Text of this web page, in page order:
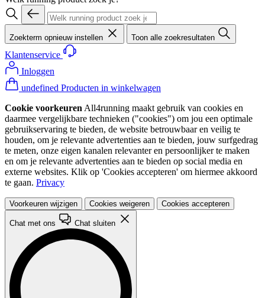
Zoekterm opnieuw instellen Toon alle zoekresultaten
Klantenservice
Inloggen
undefined Producten in winkelwagen
Cookie voorkeuren All4running maakt gebruik van cookies en
daarmee vergelijkbare technieken ("cookies") om jou een optimale
gebruikservaring te bieden, de website betrouwbaar en veilig te
houden, om je relevante advertenties aan te bieden, jouw surfgedrag
te meten, onze eigen kanalen relevanter en persoonlijker te maken
en om je relevante advertenties aan te bieden op social media en
externe websites. Klik op 'Cookies accepteren' om hiermee akkoord
te gaan. Privacy
Voorkeuren wijzigen Cookies weigeren Cookies accepteren
Chat met ons Chat sluiten